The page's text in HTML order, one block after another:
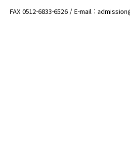
FAX 0512-6833-6526 / E-mail :